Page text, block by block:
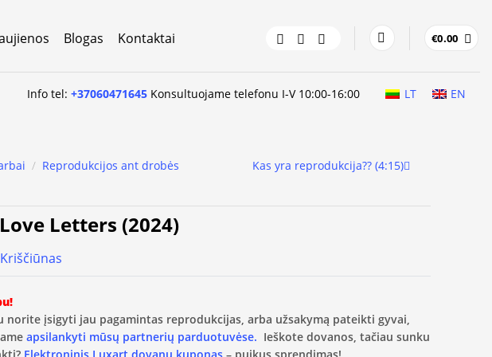
Blogas Kontaktai €0.00
Info tel:+37060471645 Konsultuojame telefonu I-V 10:00-16:00 LT EN
/ Reprodukcijos ant drobės Kas yra reprodukcija?? (4:15)
Letters (2024)
norite įsigyti jau pagamintas reprodukcijas, arba užsakymą pateikti gyvai,
apsilankyti mūsų partnerių parduotuvėse. Ieškote dovanos, tačiau sunku